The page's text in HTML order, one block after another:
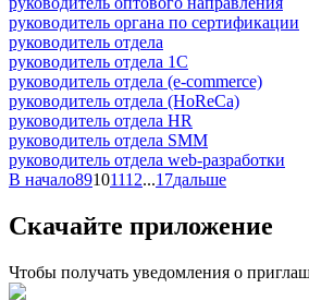
руководитель органа по сертификации
руководитель отдела
руководитель отдела 1С
руководитель отдела (e-commerce)
руководитель отдела (HoReCa)
руководитель отдела HR
руководитель отдела SMM
руководитель отдела web-разработки
В начало89101112...17дальше
Скачайте приложение
Чтобы получать уведомления о